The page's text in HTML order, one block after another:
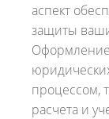
аспект
защиты
процессом,
расчета и